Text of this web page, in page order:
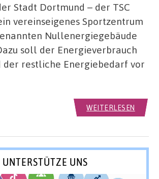
Stadt Dortmund – der TSC
vereinseigenes Sportzentrum
Nullenergiegebäude
soll der Energieverbrauch
der restliche Energiebedarf vor
WEITERLESEN
UNTERSTÜTZE UNS